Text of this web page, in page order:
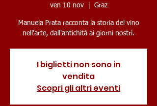
ven 10 nov
  |
Graz
Manuela Prata racconta la storia del vino
nell'arte, dall'antichitá ai giorni nostri.
I biglietti non sono in
vendita
Scopri gli altri eventi